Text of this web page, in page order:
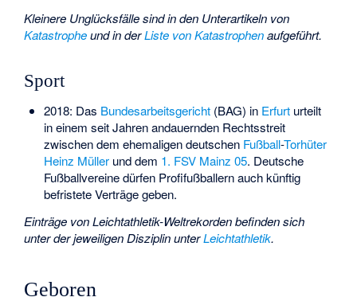
Kleinere Unglücksfälle sind in den Unterartikeln von
Katastropheund in derListe von Katastrophenaufgeführt.
Sport
2018: Das Bundesarbeitsgericht(BAG) in Erfurturteilt
in einem seit Jahren andauernden Rechtsstreit
zwischen dem ehemaligen deutschen Fußball-Torhüter
Heinz Müllerund dem 1. FSV Mainz 05. Deutsche
Fußballvereine dürfen Profifußballern auch künftig
befristete Verträge geben.
Einträge von Leichtathletik-Weltrekorden befinden sich
unter der jeweiligen Disziplin unterLeichtathletik.
Geboren